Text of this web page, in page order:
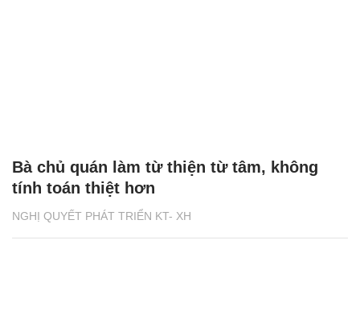
NGHỊ QUYẾT PHÁT TRIỂN KT- XH
Bà chủ quán làm từ thiện từ tâm, không
tính toán thiệt hơn